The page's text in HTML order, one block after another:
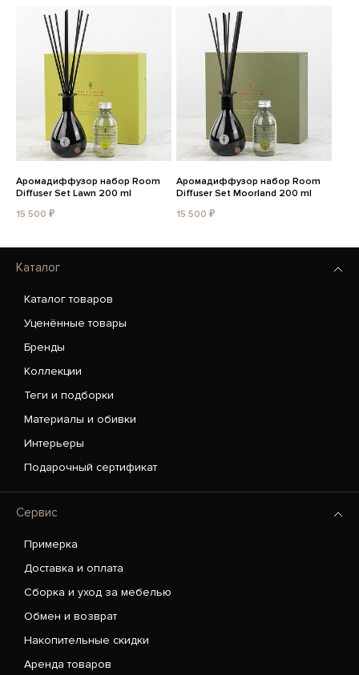
Аромадиффузор набор Room
Diffuser Set Lawn 200 ml
15 500 ₽
Аромадиффузор набор Room
Diffuser Set Moorland 200 ml
15 500 ₽
Каталог
Каталог товаров
Уценённые товары
Бренды
Коллекции
Теги и подборки
Материалы и обивки
Интерьеры
Подарочный сертификат
Сервис
Примерка
Доставка и оплата
Сборка и уход за мебелью
Обмен и возврат
Накопительные скидки
Аренда товаров